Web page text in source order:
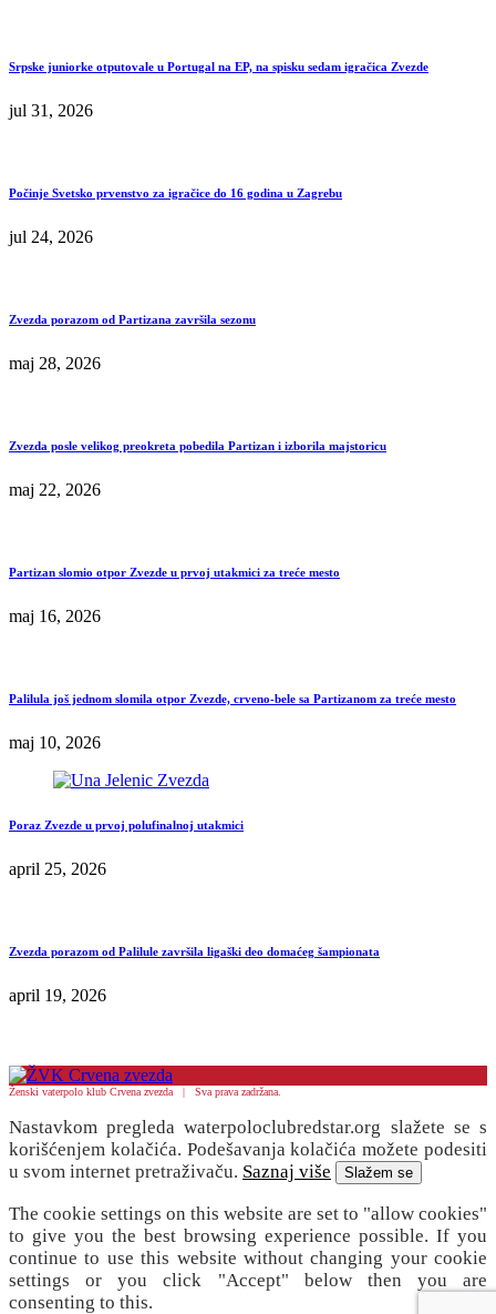
Srpske juniorke otputovale u Portugal na EP, na spisku sedam igračica Zvezde
jul 31, 2026
Počinje Svetsko prvenstvo za igračice do 16 godina u Zagrebu
jul 24, 2026
Zvezda porazom od Partizana završila sezonu
maj 28, 2026
Zvezda posle velikog preokreta pobedila Partizan i izborila majstoricu
maj 22, 2026
Partizan slomio otpor Zvezde u prvoj utakmici za treće mesto
maj 16, 2026
Palilula još jednom slomila otpor Zvezde, crveno-bele sa Partizanom za treće mesto
maj 10, 2026
Poraz Zvezde u prvoj polufinalnoj utakmici
april 25, 2026
Zvezda porazom od Palilule završila ligaški deo domaćeg šampionata
april 19, 2026
Ženski vaterpolo klub Crvena zvezda | Sva prava zadržana.
Nastavkom pregleda waterpoloclubredstar.org slažete se s
korišćenjem kolačića. Podešavanja kolačića možete podesiti
u svom internet pretraživaču. Saznaj više Slažem se
The cookie settings on this website are set to "allow cookies"
to give you the best browsing experience possible. If you
continue to use this website without changing your cookie
settings or you click "Accept" below then you are
consenting to this.